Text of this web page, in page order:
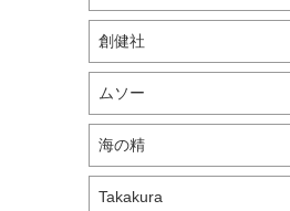
創健社
ムソー
海の精
Takakura